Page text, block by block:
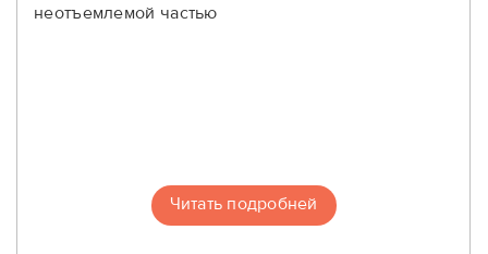
неотъемлемой частью
Читать подробней